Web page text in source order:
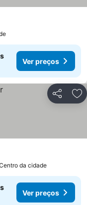
Ver preços
Partilhar
da cidade
Ver preços